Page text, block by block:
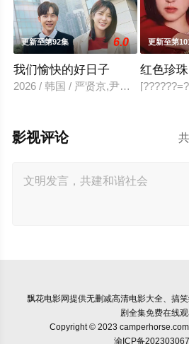
更新至第92集 6.0
我们愉快的好日子
2026 / 韩国 / 严贤京,尹仲勋,申正允,
更新至第
红色珍珠
影视评论
飘花电影网提供无删减高清电影大全、搞
剧全集免费在线
Copyright © 2023
渝ICP备